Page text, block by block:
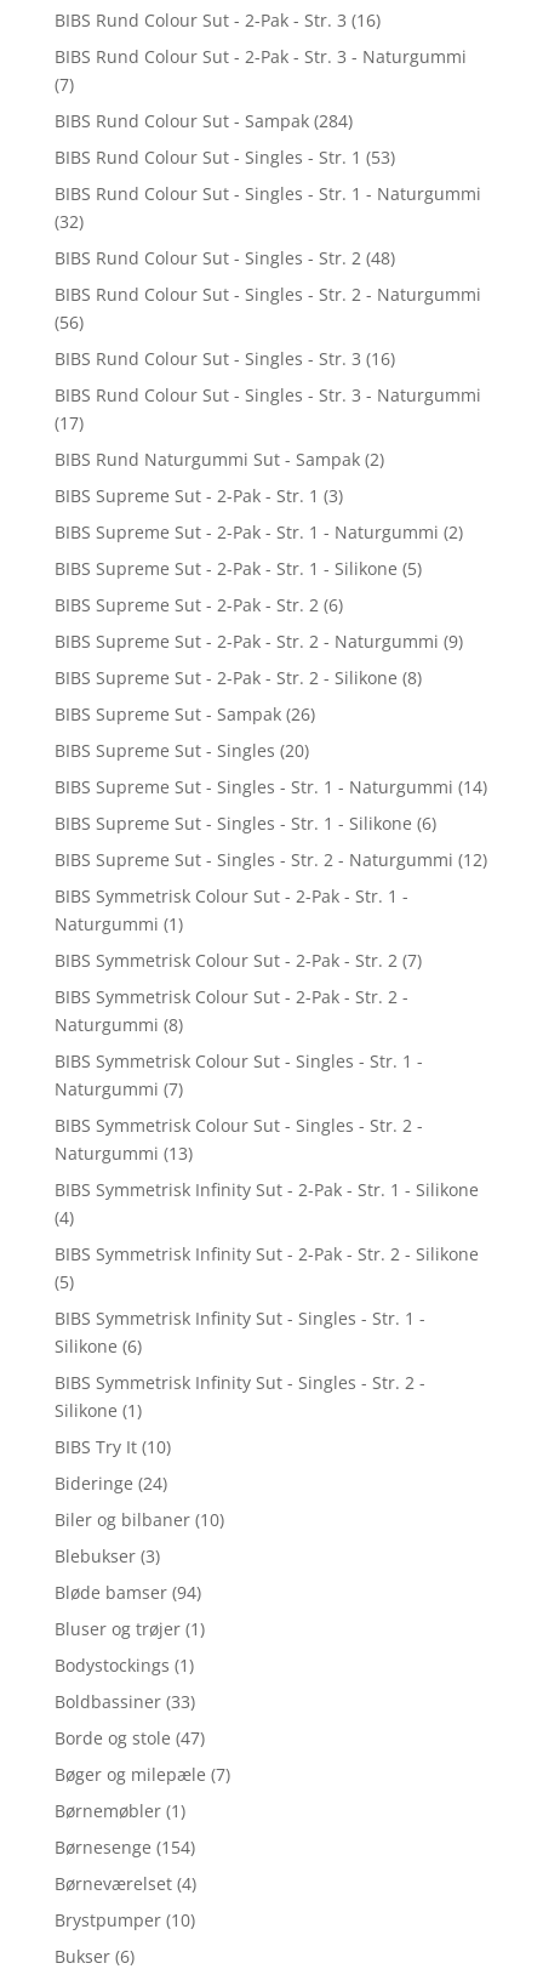
BIBS Rund Colour Sut - 2-Pak - Str. 3 (16)
BIBS Rund Colour Sut - 2-Pak - Str. 3 - Naturgummi
(7)
BIBS Rund Colour Sut - Sampak (284)
BIBS Rund Colour Sut - Singles - Str. 1 (53)
BIBS Rund Colour Sut - Singles - Str. 1 - Naturgummi
(32)
BIBS Rund Colour Sut - Singles - Str. 2 (48)
BIBS Rund Colour Sut - Singles - Str. 2 - Naturgummi
(56)
BIBS Rund Colour Sut - Singles - Str. 3 (16)
BIBS Rund Colour Sut - Singles - Str. 3 - Naturgummi
(17)
BIBS Rund Naturgummi Sut - Sampak (2)
BIBS Supreme Sut - 2-Pak - Str. 1 (3)
BIBS Supreme Sut - 2-Pak - Str. 1 - Naturgummi (2)
BIBS Supreme Sut - 2-Pak - Str. 1 - Silikone (5)
BIBS Supreme Sut - 2-Pak - Str. 2 (6)
BIBS Supreme Sut - 2-Pak - Str. 2 - Naturgummi (9)
BIBS Supreme Sut - 2-Pak - Str. 2 - Silikone (8)
BIBS Supreme Sut - Sampak (26)
BIBS Supreme Sut - Singles (20)
BIBS Supreme Sut - Singles - Str. 1 - Naturgummi (14)
BIBS Supreme Sut - Singles - Str. 1 - Silikone (6)
BIBS Supreme Sut - Singles - Str. 2 - Naturgummi (12)
BIBS Symmetrisk Colour Sut - 2-Pak - Str. 1 -
Naturgummi (1)
BIBS Symmetrisk Colour Sut - 2-Pak - Str. 2 (7)
BIBS Symmetrisk Colour Sut - 2-Pak - Str. 2 -
Naturgummi (8)
BIBS Symmetrisk Colour Sut - Singles - Str. 1 -
Naturgummi (7)
BIBS Symmetrisk Colour Sut - Singles - Str. 2 -
Naturgummi (13)
BIBS Symmetrisk Infinity Sut - 2-Pak - Str. 1 - Silikone
(4)
BIBS Symmetrisk Infinity Sut - 2-Pak - Str. 2 - Silikone
(5)
BIBS Symmetrisk Infinity Sut - Singles - Str. 1 -
Silikone (6)
BIBS Symmetrisk Infinity Sut - Singles - Str. 2 -
Silikone (1)
BIBS Try It (10)
Bideringe (24)
Biler og bilbaner (10)
Blebukser (3)
Bløde bamser (94)
Bluser og trøjer (1)
Bodystockings (1)
Boldbassiner (33)
Borde og stole (47)
Bøger og milepæle (7)
Børnemøbler (1)
Børnesenge (154)
Børneværelset (4)
Brystpumper (10)
Bukser (6)